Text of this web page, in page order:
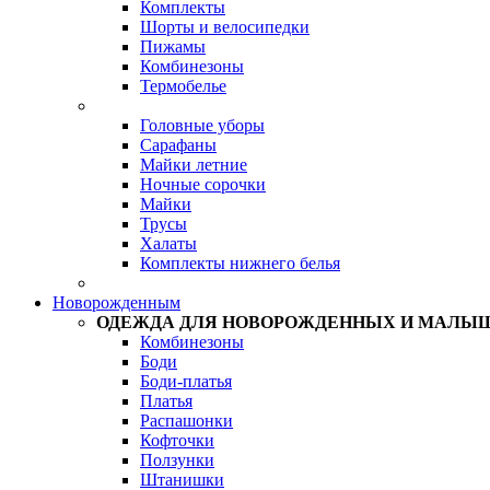
Комплекты
Шорты и велосипедки
Пижамы
Комбинезоны
Термобелье
Головные уборы
Сарафаны
Майки летние
Ночные сорочки
Майки
Трусы
Халаты
Комплекты нижнего белья
Новорожденным
ОДЕЖДА ДЛЯ НОВОРОЖДЕННЫХ И
Комбинезоны
Боди
Боди-платья
Платья
Распашонки
Кофточки
Ползунки
Штанишки